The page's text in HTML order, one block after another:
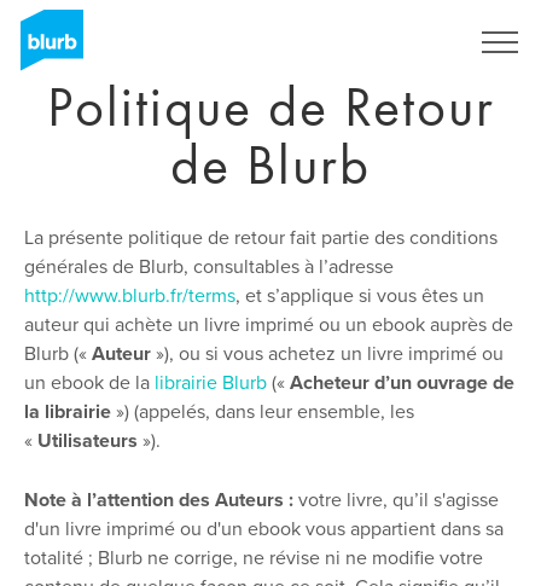
Skip
main
contentPolitique de Retour
de Blurb
La présente politique de retour fait partie des conditions
générales de Blurb, consultables à l’adresse
http://www.blurb.fr/terms, et s’applique si vous êtes un
auteur qui achète un livre imprimé ou un ebook auprès de
Blurb (« Auteur »), ou si vous achetez un livre imprimé ou
un ebook de la librairie Blurb (« Acheteur d’un ouvrage de
la librairie ») (appelés, dans leur ensemble, les
« Utilisateurs »).
Note à l’attention des Auteurs : votre livre, qu’il s'agisse
d'un livre imprimé ou d'un ebook vous appartient dans sa
totalité ; Blurb ne corrige, ne révise ni ne modifie votre